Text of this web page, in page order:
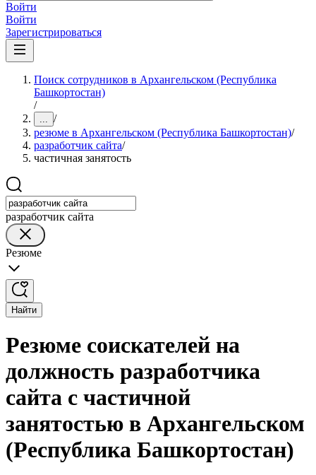
Войти
Войти
Зарегистрироваться
Поиск сотрудников в Архангельском (Республика
Башкортостан)
/
... /
резюме в Архангельском (Республика Башкортостан)/
разработчик сайта/
частичная занятость
разработчик сайта
Резюме
Найти
Резюме соискателей на
должность разработчика
сайта с частичной
занятостью в Архангельском
(Республика Башкортостан)